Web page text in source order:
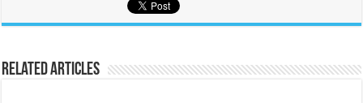
Related Articles